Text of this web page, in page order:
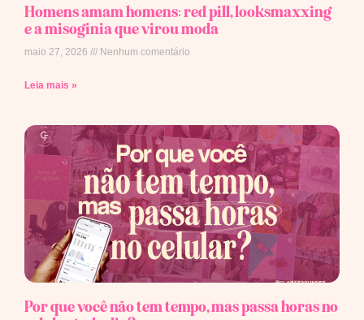
Homens amam homens: red pill, looksmaxxing
e a misoginia que virou moda
maio 27, 2026 Nenhum comentário
Leia mais »
Por que você não tem tempo, mas passa horas no